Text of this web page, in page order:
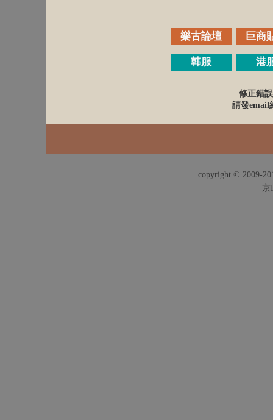
樂古論壇 巨商
韩服 港
修正錯
請發email
copyright © 2009-
京